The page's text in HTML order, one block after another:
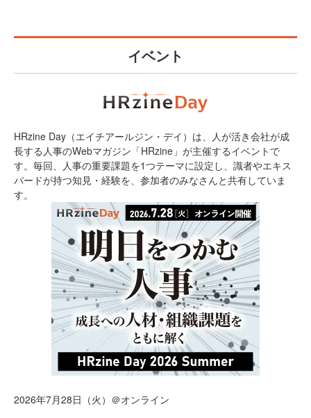
イベント
HRzine Day（エイチアールジン・デイ）は、人が活き会社が成
長する人事のWebマガジン「HRzine」が主催するイベントで
す。毎回、人事の重要課題を1つテーマに設定し、識者やエキス
パードが持つ知見・経験を、参加者のみなさんと共有していま
す。
2026年7月28日（火）＠オンライン